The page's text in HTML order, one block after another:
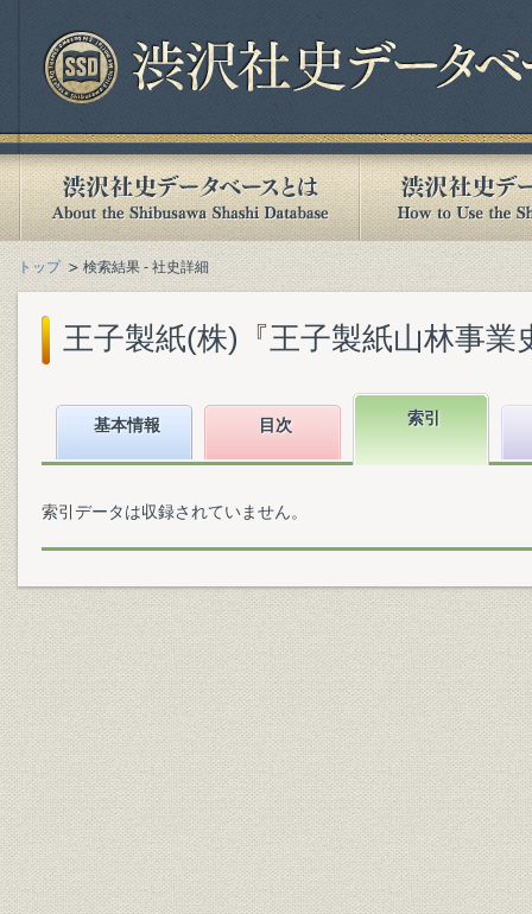
トップ 検索結果 - 社史詳細
王子製紙(株)『王子製紙山林事業
基本情報 目次 索引
索引データは収録されていません。